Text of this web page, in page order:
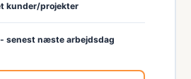
kunder/projekter
senest næste arbejdsdag